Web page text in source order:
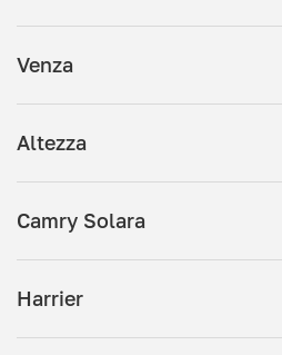
Venza
Altezza
Camry Solara
Harrier